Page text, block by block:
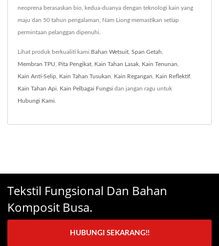
neoprena berasaskan bio, kedua-duanya dengan teknologi kain yang
maju dan 50 tahun pengalaman, Nam Liong memastikan setiap
permintaan pelanggan dipenuhi.
Lihat produk berkualiti kami Bahan Wetsuit Span Getah
Membran TPU Pita Pengikat Kain Tahan Lasak Kain Tenunan
Kain Anti-Selip Kain Tahan Tusukan Kain Regangan Kain Reflektif
Kain Tahan Api Kain Pelbagai Fungsi dan jangan ragu untuk
Hubungi Kami
Tekstil Fungsional Dan Bahan
Komposit Busa.
HUBUNGI SEKARANG!!